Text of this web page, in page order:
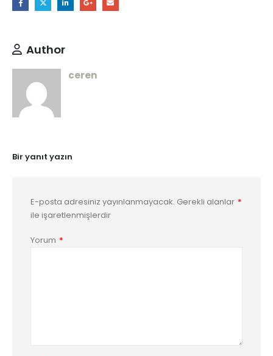
Author
ceren
Bir yanıt yazın
E-posta adresiniz yayınlanmayacak. Gerekli alanlar *
ile işaretlenmişlerdir
Yorum *